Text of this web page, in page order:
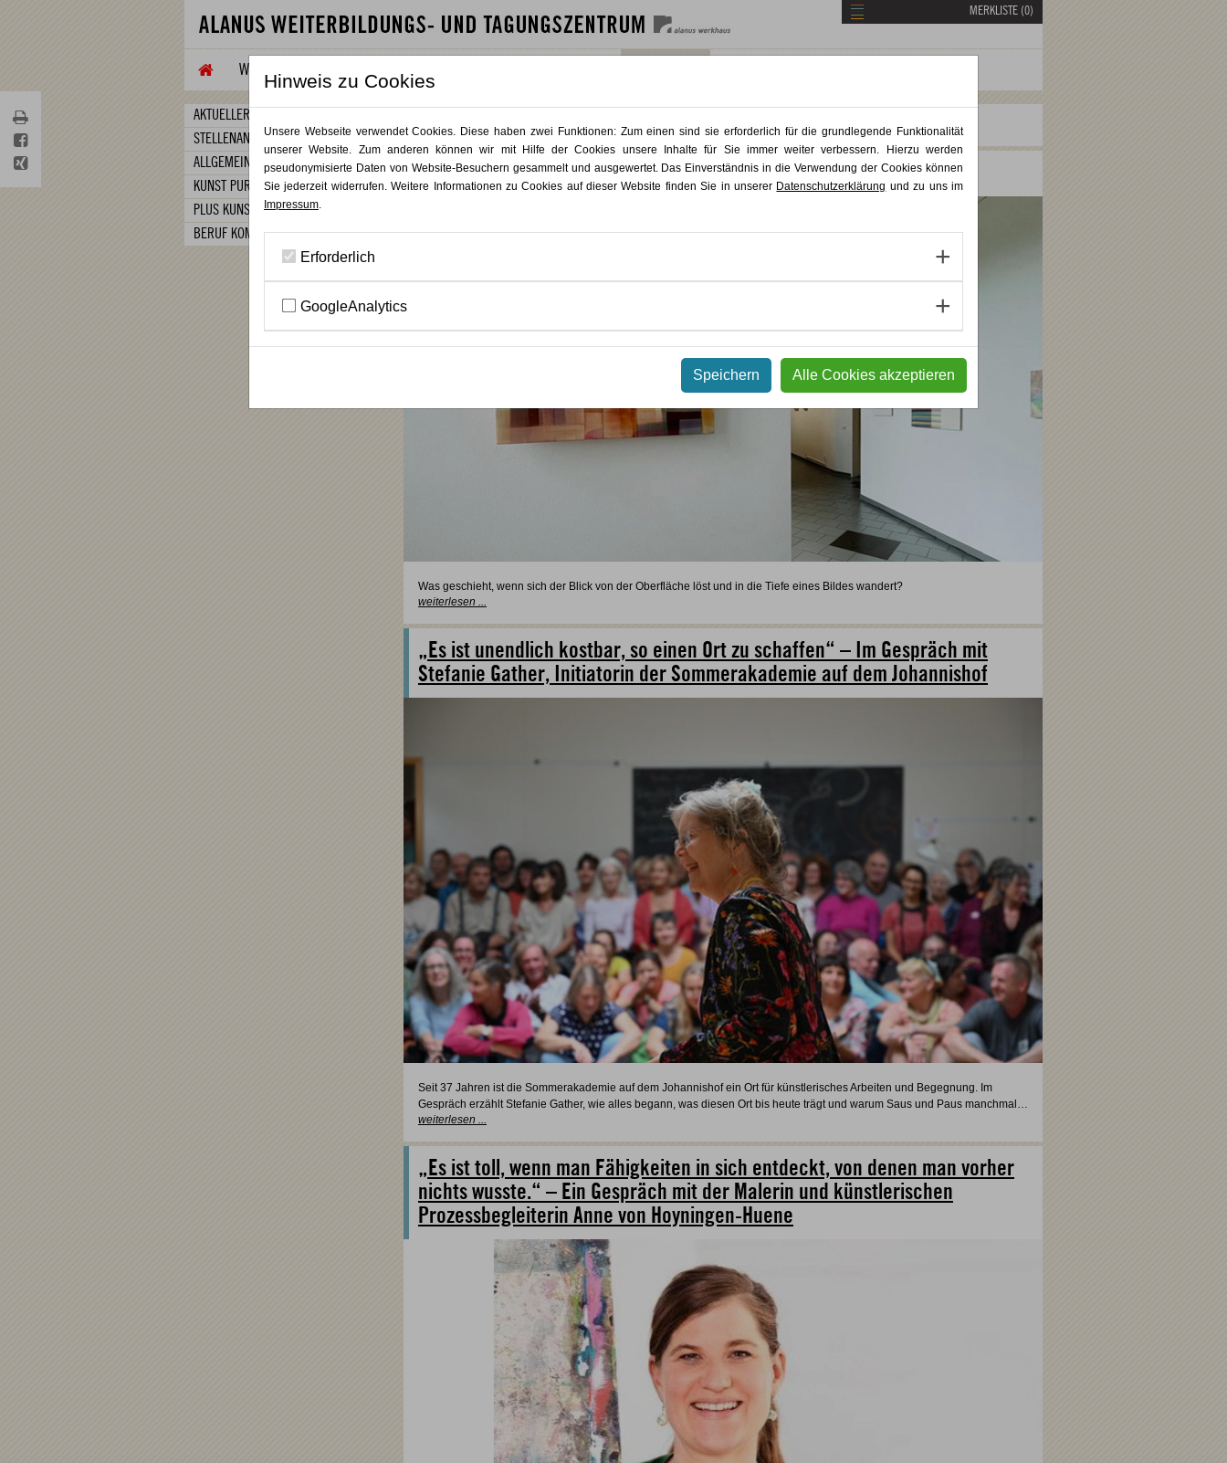
MERKLISTE (0)
WEITERBILDUNG
AKTUELLER NEWSLETTER
STELLENANGEBOTE
ALLGEMEIN
KUNST PUR
PLUS KUNST
BERUF KOMPAKT
Aktuelles
Ausstellung: Jens Reichert - substanziell
Was geschieht, wenn sich der Blick von der Oberfläche löst und in die Tiefe eines Bildes wandert?
weiterlesen ...
„Es ist unendlich kostbar, so einen Ort zu schaffen“ – Im Gespräch mit
Stefanie Gather, Initiatorin der Sommerakademie auf dem Johannishof
Seit 37 Jahren ist die Sommerakademie auf dem Johannishof ein Ort für künstlerisches Arbeiten und Begegnung. Im
Gespräch erzählt Stefanie Gather, wie alles begann, was diesen Ort bis heute trägt und warum Saus und Paus manchmal…
weiterlesen ...
„Es ist toll, wenn man Fähigkeiten in sich entdeckt, von denen man vorher
nichts wusste.“ – Ein Gespräch mit der Malerin und künstlerischen
Prozessbegleiterin Anne von Hoyningen-Huene
Hinweis zu Cookies
Unsere Webseite verwendet Cookies. Diese haben zwei Funktionen: Zum einen sind sie erforderlich für die grundlegende Funktionalität
unserer Website. Zum anderen können wir mit Hilfe der Cookies unsere Inhalte für Sie immer weiter verbessern. Hierzu werden
pseudonymisierte Daten von Website-Besuchern gesammelt und ausgewertet. Das Einverständnis in die Verwendung der Cookies können
Sie jederzeit widerrufen. Weitere Informationen zu Cookies auf dieser Website finden Sie in unserer Datenschutzerklärung und zu uns im
Impressum.
Erforderlich
GoogleAnalytics
Speichern Alle Cookies akzeptieren